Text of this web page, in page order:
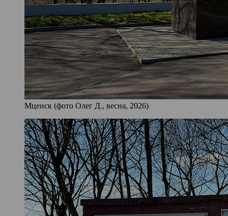
Мценск (фото Олег Д., весна, 2026)